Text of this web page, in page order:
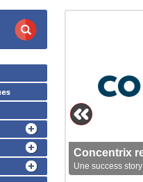
Concentrix
Une success